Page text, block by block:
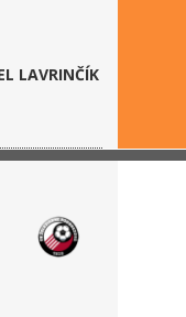
LAVRINČÍK